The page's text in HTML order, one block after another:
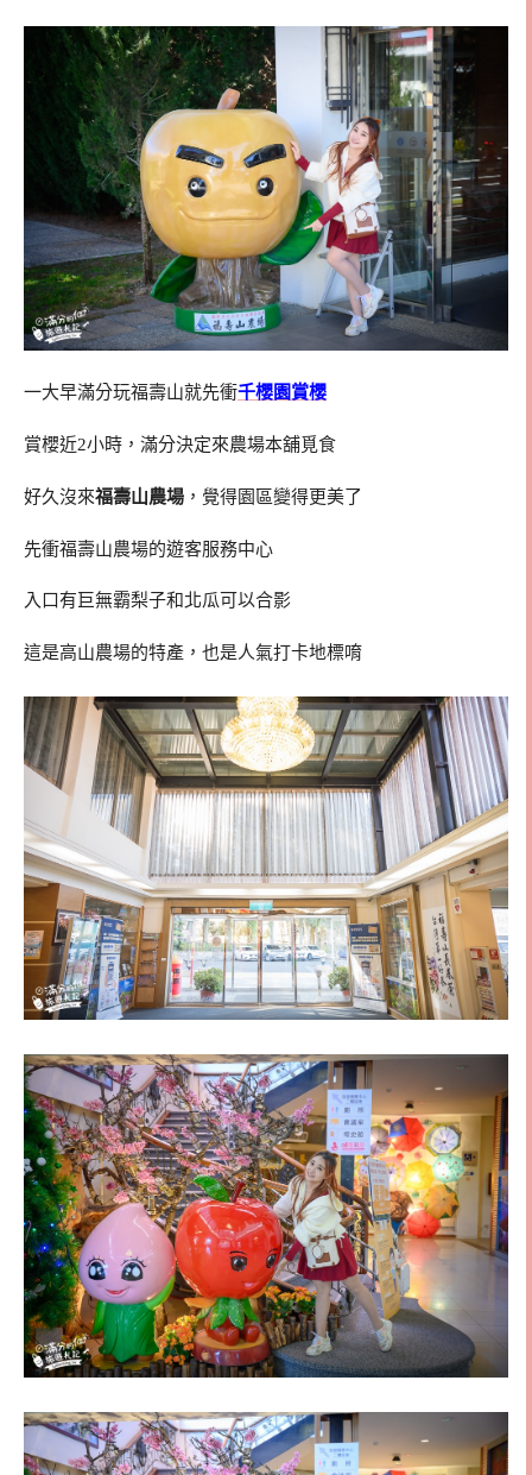
一大早滿分玩福壽山就先衝千櫻園賞櫻
賞櫻近2小時，滿分決定來農場本舖覓食
好久沒來福壽山農場 ，覺得園區變得更美了
先衝福壽山農場的遊客服務中心
入口有巨無霸梨子和北瓜可以合影
這是高山農場的特產，也是人氣打卡地標唷